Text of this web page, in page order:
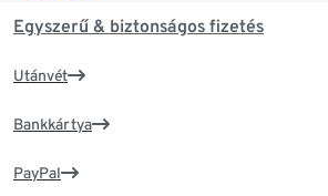
Egyszerű & biztonságos fizetés
Utánvét
Bankkártya
PayPal